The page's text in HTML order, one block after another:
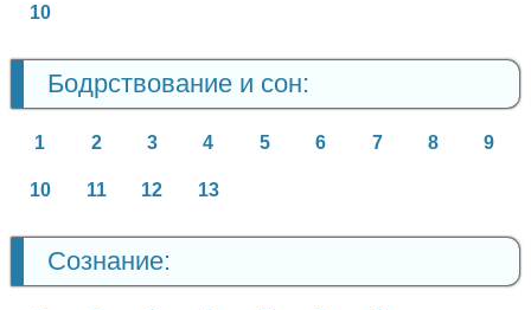
10
Бодрствование и сон:
1 2 3 4 5 6 7 8 9
10 11 12 13
Сознание: